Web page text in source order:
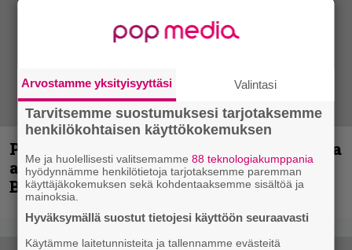
Paul Di’Anno on Iron Maidenin laulajista
ainoa todellinen legenda, sanoo Blaze
Bayley
Arvostamme yksityisyyttäsi Valintasi
Tarvitsemme suostumuksesi tarjotaksemme
henkilökohtaisen käyttökokemuksen
Me ja huolellisesti valitsemamme88 teknologiakumppania
hyödynnämme henkilötietoja tarjotaksemme paremman
käyttäjäkokemuksen sekä kohdentaaksemme sisältöä ja
mainoksia.
Hyväksymällä suostut tietojesi käyttöön seuraavasti
Käytämme laitetunnisteita ja tallennamme evästeitä